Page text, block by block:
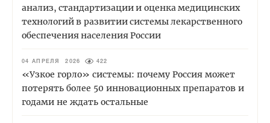
анализ, стандартизации и оценка медицинских
технологий в развитии системы лекарственного
обеспечения населения России
04 АПРЕЛЯ 2026 422
«Узкое горло» системы: почему Россия может
потерять более 50 инновационных препаратов и
годами не ждать остальные